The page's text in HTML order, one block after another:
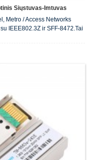
Siųstuvas-Imtuvas
Metro / Access Networks
IEEE802.3Z ir SFF-8472.Tai